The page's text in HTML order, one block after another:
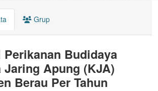
Grup
Budidaya
Jaring Apung (KJA)
Berau Per Tahun